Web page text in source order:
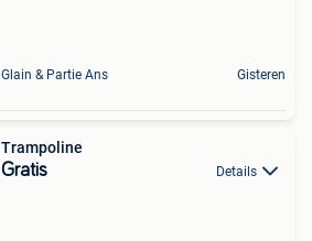
Glain & Partie Ans Gisteren
Trampoline
Gratis Details